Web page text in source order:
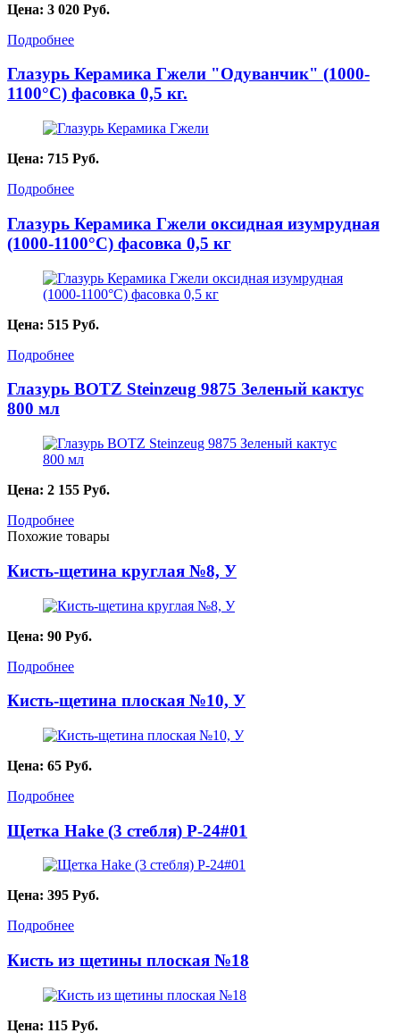
Цена: 3 020 Руб.
Подробнее
Глазурь Керамика Гжели "Одуванчик" (1000-
1100°С) фасовка 0,5 кг.
Цена: 715 Руб.
Подробнее
Глазурь Керамика Гжели оксидная изумрудная
(1000-1100°С) фасовка 0,5 кг
Цена: 515 Руб.
Подробнее
Глазурь BOTZ Steinzeug 9875 Зеленый кактус
800 мл
Цена: 2 155 Руб.
Подробнее
Похожие товары
Кисть-щетина круглая №8, У
Цена: 90 Руб.
Подробнее
Кисть-щетина плоская №10, У
Цена: 65 Руб.
Подробнее
Щетка Hake (3 стебля) P-24#01
Цена: 395 Руб.
Подробнее
Кисть из щетины плоская №18
Цена: 115 Руб.